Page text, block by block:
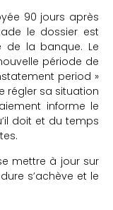
90 jours après
le dossier est
de la banque. Le
période de
period »
régler sa situation
informe le
doit et du temps
mettre à jour sur
s’achève et le